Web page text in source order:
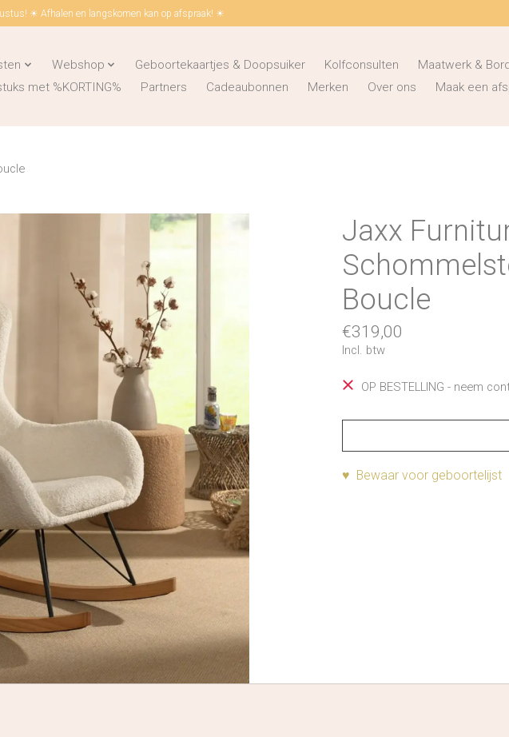
☀ Afhalen en langskomen kan op afspraak! ☀
Webshop Geboortekaartjes & Doopsuiker Kolfconsulten
Maatwerk &
met %KORTING%
Partners Cadeaubonnen Merken Over ons Maak een
Jaxx
Boucle
€319,00
Incl. btw
OP BESTELLING - neem
♥ Bewaar voor geboortelijst